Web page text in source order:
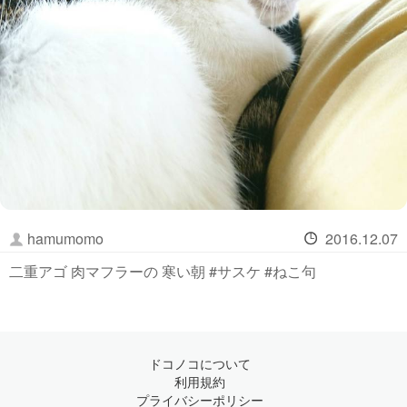
hamumomo
2016.12.07
二重アゴ 肉マフラーの 寒い朝 #サスケ #ねこ句
ドコノコについて
利用規約
プライバシーポリシー